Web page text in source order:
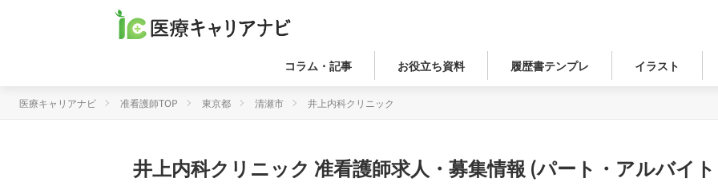
コラム・記事 お役立ち資料 履歴書テンプレ イラスト
医療キャリアナビ 准看護師TOP 東京都 清瀬市 井上内科クリニック
井上内科クリニック 准看護師求人・募集情報 (パート・アルバイ